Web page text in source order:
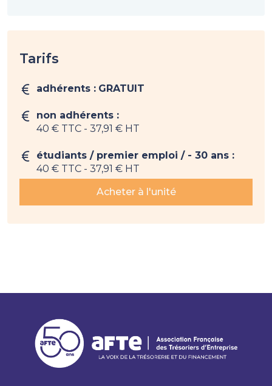
Tarifs
adhérents : GRATUIT
non adhérents :
40 € TTC - 37,91 € HT
étudiants / premier emploi / - 30 ans :
40 € TTC - 37,91 € HT
Acheter à l'unité